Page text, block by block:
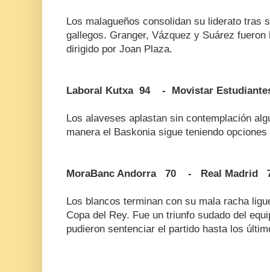
Los malagueños consolidan su liderato tras
gallegos. Granger, Vázquez y Suárez
dirigido por Joan Plaza.
Laboral Kutxa 94 - Movistar
Los alaveses aplastan sin contemplación
manera el Baskonia sigue teniendo
MoraBanc Andorra 70 - Real Madrid
Los blancos terminan con su mala racha
Copa del Rey. Fue un triunfo sudado del
pudieron sentenciar el partido hasta los